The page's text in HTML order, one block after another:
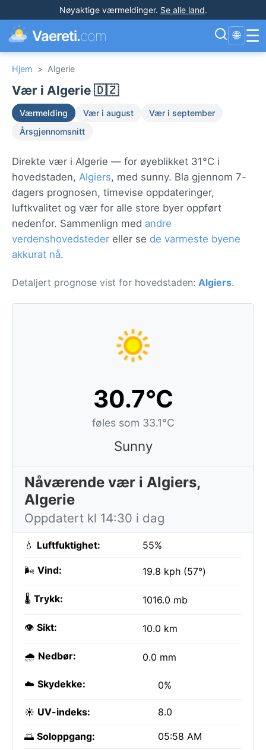
Nøyaktige værmeldinger. Se alle land.
Vaereti.com 🌐 ☰
Hjem > Algerie
Vær i Algerie 🇩🇿
Værmelding Vær i august
Vær i september
Årsgjennomsnitt
Direkte vær i Algerie — for øyeblikket 31°C i
hovedstaden, Algiers, med sunny. Bla gjennom 7-
dagers prognosen, timevise oppdateringer,
luftkvalitet og vær for alle store byer oppført
nedenfor. Sammenlign med andre
verdenshovedsteder eller se de varmeste byene
akkurat nå.
Detaljert prognose vist for hovedstaden: Algiers.
30.7°C
føles som 33.1°C
Sunny
Nåværende vær i Algiers,
Algerie
Oppdatert kl 14:30 i dag
💧 Luftfuktighet: 55%
🌬️ Vind: 19.8 kph (57°)
🌡️ Trykk: 1016.0 mb
👁️ Sikt: 10.0 km
🌧️ Nedbør: 0.0 mm
☁️ Skydekke: 0%
☀️ UV-indeks: 8.0
🌅 Soloppgang: 05:58 AM